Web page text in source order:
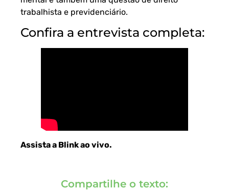
trabalhista e previdenciário.
Confira a entrevista completa:
Assista a Blink ao vivo.
Compartilhe o texto: